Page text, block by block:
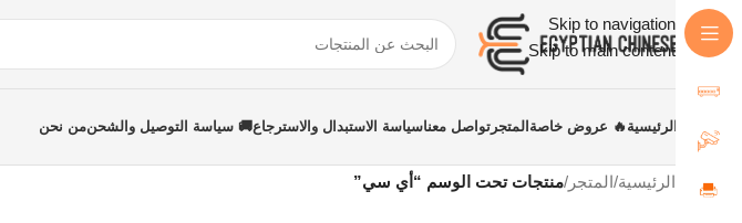
Skip to navigation
Skip to main content
الرئيسية 🔥 عروض خاصة المتجر تواصل معناسياسة الاستبدال والاسترجاع🚚 سياسة التوصيل والشحنمن نحن
الرئيسية/المتجر /منتجات تحت الوسم “أي سي”